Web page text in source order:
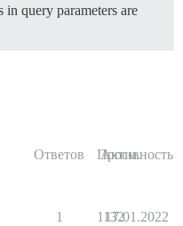
in query parameters are
Ответов Просм.
Активность
1 1132
17.01.2022